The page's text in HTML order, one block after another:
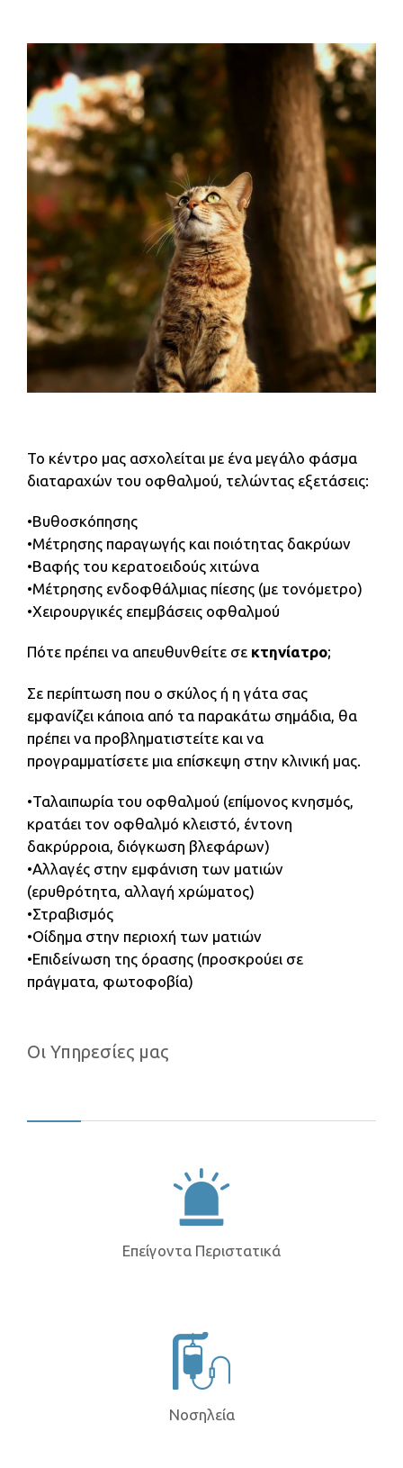
Το κέντρο μας ασχολείται με ένα μεγάλο φάσμα
διαταραχών του οφθαλμού, τελώντας εξετάσεις:
•Βυθοσκόπησης
•Μέτρησης παραγωγής και ποιότητας δακρύων
•Βαφής του κερατοειδούς χιτώνα
•Μέτρησης ενδοφθάλμιας πίεσης (με τονόμετρο)
•Χειρουργικές επεμβάσεις οφθαλμού
Πότε πρέπει να απευθυνθείτε σε κτηνίατρο;
Σε περίπτωση που ο σκύλος ή η γάτα σας
εμφανίζει κάποια από τα παρακάτω σημάδια, θα
πρέπει να προβληματιστείτε και να
προγραμματίσετε μια επίσκεψη στην κλινική μας.
•Ταλαιπωρία του οφθαλμού (επίμονος κνησμός,
κρατάει τον οφθαλμό κλειστό, έντονη
δακρύρροια, διόγκωση βλεφάρων)
•Αλλαγές στην εμφάνιση των ματιών
(ερυθρότητα, αλλαγή χρώματος)
•Στραβισμός
•Οίδημα στην περιοχή των ματιών
•Επιδείνωση της όρασης (προσκρούει σε
πράγματα, φωτοφοβία)
Οι Υπηρεσίες μας
Επείγοντα Περιστατικά
Νοσηλεία